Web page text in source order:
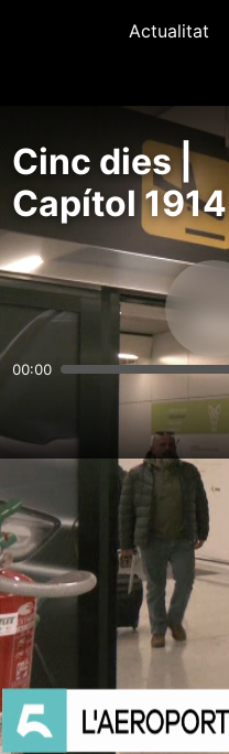
Actualitat
Cinc dies |
Capítol 1914
00:00